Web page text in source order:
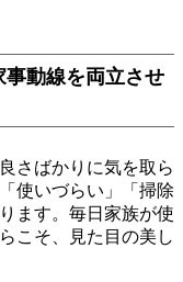
動線を両立させ
さばかりに気を取ら
使いづらい」「掃除
ます。毎日家族が使
こそ、見た目の美し